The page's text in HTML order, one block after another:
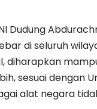
Dudung
di seluruh
diharapkan
sesuai dengan
alat negara